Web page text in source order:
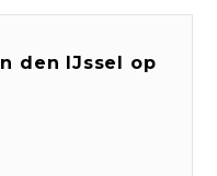
den IJssel op